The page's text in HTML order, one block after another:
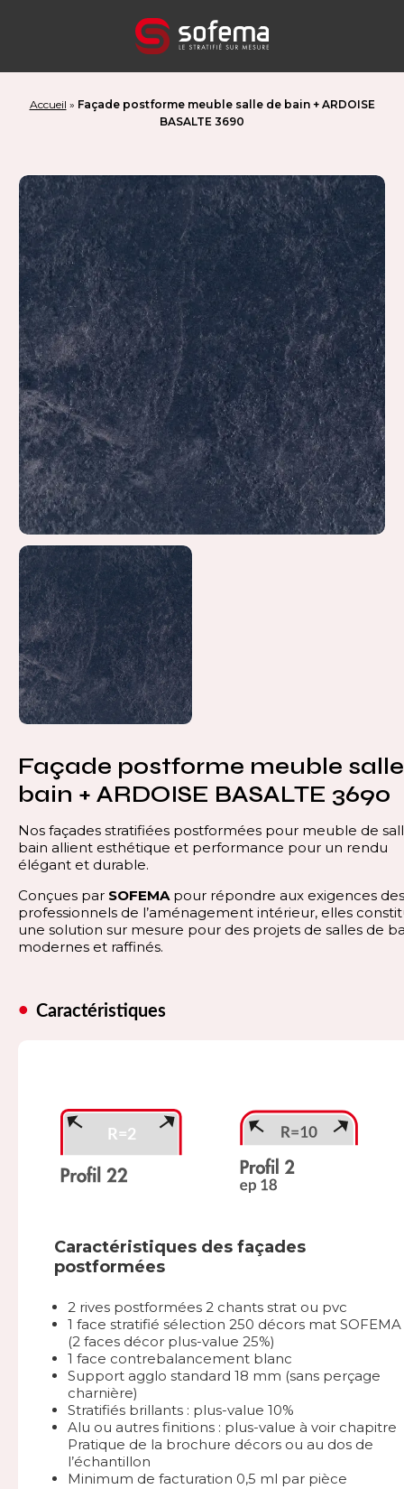
Accueil » Façade postforme meuble salle de bain + ARDOISE
BASALTE 3690
Façade postforme meuble
bain + ARDOISE BASALTE 3690
Nos façades stratifiées postformées pour meuble de
bain allient esthétique et performance pour un rendu
élégant et durable.
Conçues par SOFEMApour répondre aux exigences des
professionnels de l’aménagement intérieur, elles
une solution sur mesure pour des projets de salles de
modernes et raffinés.
Caractéristiques
Caractéristiques des façades
postformées
2 rives postformées 2 chants strat ou pvc
1 face stratifié sélection 250 décors mat SOFEMA
(2 faces décor plus-value 25%)
1 face contrebalancement blanc
Support agglo standard 18 mm (sans perçage
charnière)
Stratifiés brillants : plus-value 10%
Alu ou autres finitions : plus-value à voir chapitre
Pratique de la brochure décors ou au dos de
l’échantillon
Minimum de facturation 0,5 ml par pièce